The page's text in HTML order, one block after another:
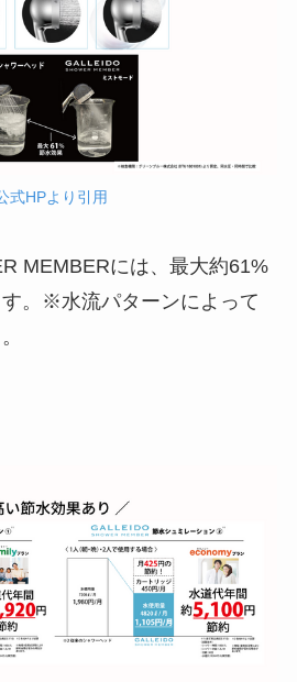
式HPより引用
MEMBERには、最大約61%
。※水流パターンによって